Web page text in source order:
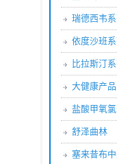
瑞德西韦系
依度沙班系
比拉斯汀系
大健康产品
盐酸甲氧
舒泽曲林
塞来昔布